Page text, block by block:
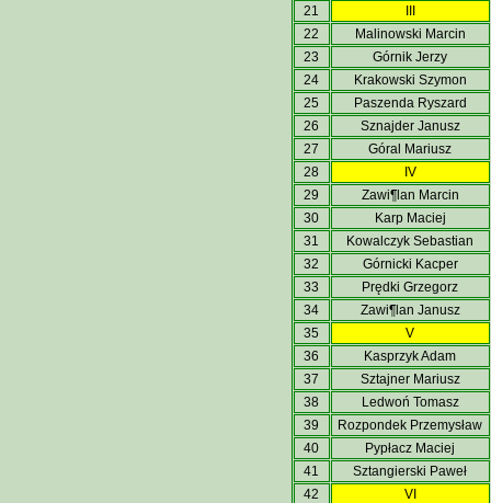
21
22
Malinowski Marcin
23
Górnik Jerzy
24
Krakowski Szymon
25
Paszenda Ryszard
26
Sznajder Janusz
27
Góral Mariusz
28
IV
29
Zawi¶lan Marcin
30
Karp Maciej
31
Kowalczyk Sebastian
32
Górnicki Kacper
33
Prędki Grzegorz
34
Zawi¶lan Janusz
35
V
36
Kasprzyk Adam
37
Sztajner Mariusz
38
Ledwoń Tomasz
39
Rozpondek Przemysław
40
Pypłacz Maciej
41
Sztangierski Paweł
42
VI